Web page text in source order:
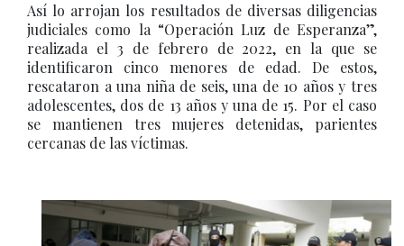
Así lo arrojan los resultados de diversas diligencias
judiciales como la “Operación Luz de Esperanza”,
realizada el 3 de febrero de 2022, en la que se
identificaron cinco menores de edad. De estos,
rescataron a una niña de seis, una de 10 años y tres
adolescentes, dos de 13 años y una de 15. Por el caso
se mantienen tres mujeres detenidas, parientes
cercanas de las víctimas.